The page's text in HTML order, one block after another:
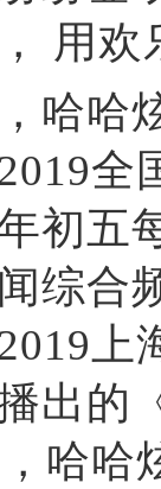
用
哈炫
全
初五
综合
上
出
哈哈